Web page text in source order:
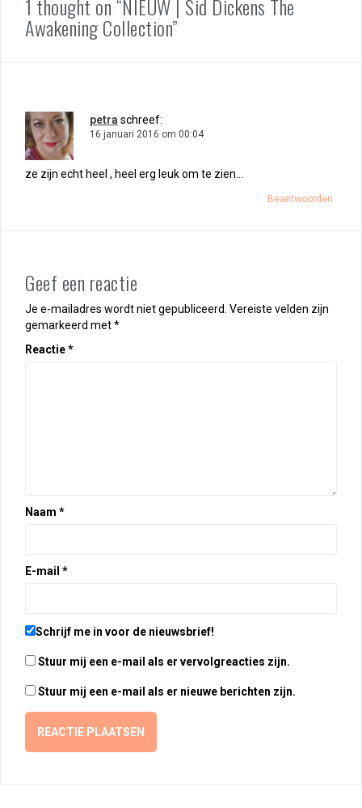
1 thought on “NIEUW | Sid Dickens The
Awakening Collection”
petra schreef:
16 januari 2016 om 00:04
ze zijn echt heel , heel erg leuk om te zien…
Beantwoorden
Geef een reactie
Je e-mailadres wordt niet gepubliceerd. Vereiste velden zijn
gemarkeerd met*
Reactie*
Naam *
E-mail *
Schrijf me in voor de nieuwsbrief!
Stuur mij een e-mail als er vervolgreacties zijn.
Stuur mij een e-mail als er nieuwe berichten zijn.